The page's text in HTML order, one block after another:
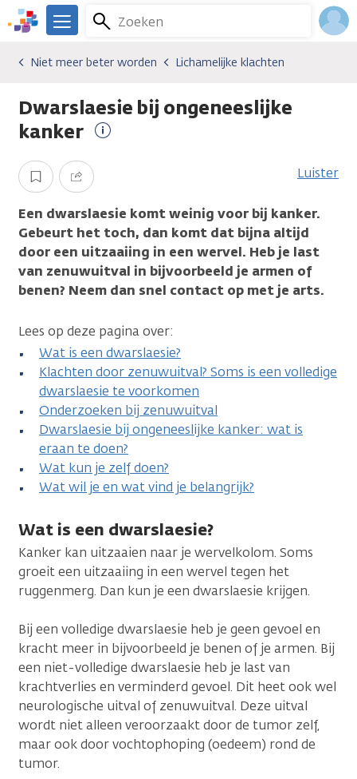
Overslaan
en
gaan
We
er
je.
Kanker.nl
Zoeken
Menu
Gevolgen van kanker
Niet meer beter worden
Lichamelijke klachten
Niet meer beter worden Lichamelijke klachten
Dwarslaesie bij ongeneeslijke
kanker
Opslaan Delen Luister
Een dwarslaesie komt weinig voor bij kanker.
Gebeurt het toch, dan komt dat bijna altijd
door een uitzaaiing in een wervel. Heb je last
van zenuwuitval in bijvoorbeeld je armen of
benen? Neem dan snel contact op met je arts.
Lees op deze pagina over:
Wat is een dwarslaesie?
Klachten door zenuwuitval? Soms is een volledige
dwarslaesie te voorkomen
Onderzoeken bij zenuwuitval
Dwarslaesie bij ongeneeslijke kanker: wat is
eraan te doen?
Wat kun je zelf doen?
Wat wil je en wat vind je belangrijk?
Wat is een dwarslaesie?
Kanker kan uitzaaien naar je wervelkolom. Soms
groeit een uitzaaiing in een wervel tegen het
ruggenmerg. Dan kun je een dwarslaesie krijgen.
Bij een volledige dwarslaesie heb je geen gevoel en
kracht meer in bijvoorbeeld je benen of je armen. Bij
een niet-volledige dwarslaesie heb je last van
krachtverlies en verminderd gevoel. Dit heet ook wel
neurologische uitval of zenuwuitval. Deze uitval
wordt niet alleen veroorzaakt door de tumor zelf,
maar ook door vochtophoping (oedeem) rond de
tumor.